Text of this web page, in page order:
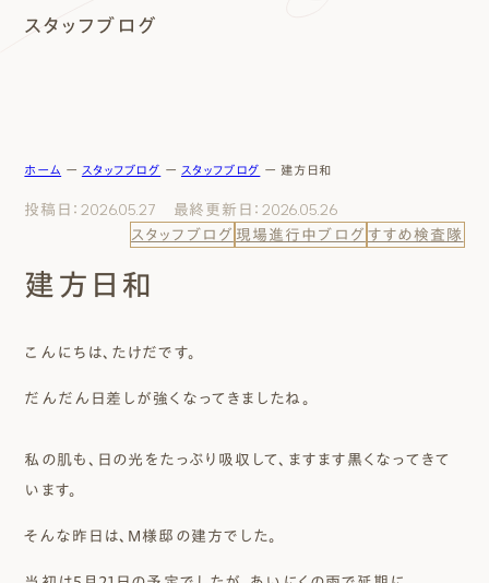
施工事例
エムズのこと
スタッフブログ
ホーム ー スタッフブログ ー スタッフブログ ー建方日和
投稿日：2026.05.27 最終更新日：2026.05.26
スタッフブログ 現場進行中ブログ すすめ検査隊
建方日和
こんにちは、たけだです。
だんだん日差しが強くなってきましたね。
私の肌も、日の光をたっぷり吸収して、ますます黒くなってきて
います。
そんな昨日は、M様邸の建方でした。